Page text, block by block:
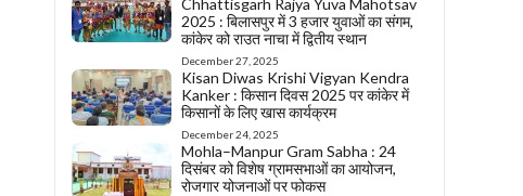
Chhattisgarh Rajya Yuva Mahotsav
2025 : बिलासपुर में 3 हजार युवाओं का संगम,
कांकेर को राउत नाचा में द्वितीय स्थान
December 27, 2025
Kisan Diwas Krishi Vigyan Kendra
Kanker : किसान दिवस 2025 पर कांकेर में
किसानों के लिए खास कार्यक्रम
December 24, 2025
Mohla–Manpur Gram Sabha : 24
दिसंबर को विशेष ग्रामसभाओं का आयोजन,
रोजगार योजनाओं पर फोकस